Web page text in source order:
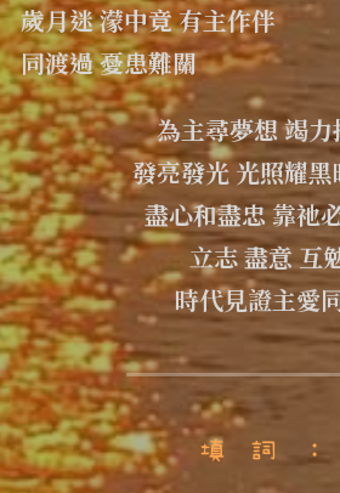
歲月迷 濛中竟 有主作伴
同渡過 憂患難關
為主尋夢想 竭力
發亮發光 光照耀
盡心和盡忠 靠祂
立志 盡意 互
時代見證主愛
填 詞 ：